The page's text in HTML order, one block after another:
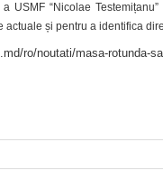
USMF “Nicolae
actuale și pentru a identifica
ro/noutati/masa-rotunda-